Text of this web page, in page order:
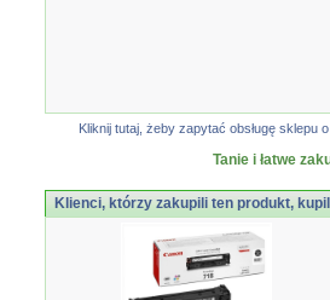
Kliknij tutaj, żeby zapytać obsługę
Tanie i łatwe
Klienci, którzy zakupili ten produkt,